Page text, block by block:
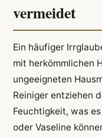
vermeidet
Ein häufiger
mit herkömmlichen
ungeeigneten
Reiniger entziehen
Feuchtigkeit, was
oder Vaseline